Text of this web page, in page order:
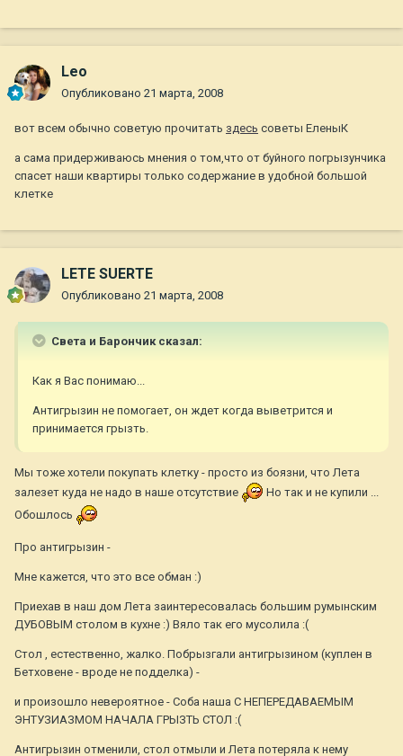
Leo
Опубликовано 21 марта, 2008
вот всем обычно советую прочитать здесь советы ЕленыК
а сама придерживаюсь мнения о том,что от буйного погрызунчика
спасет наши квартиры только содержание в удобной большой
клетке
LETE SUERTE
Опубликовано 21 марта, 2008
Света и Барончик сказал:
Как я Вас понимаю...
Антигрызин не помогает, он ждет когда выветрится и
принимается грызть.
Мы тоже хотели покупать клетку - просто из боязни, что Лета
залезет куда не надо в наше отсутствие
Но так и не купили ...
Обошлось
Про антигрызин -
Мне кажется, что это все обман :)
Приехав в наш дом Лета заинтересовалась большим румынским
ДУБОВЫМ столом в кухне :) Вяло так его мусолила :(
Стол , естественно, жалко. Побрызгали антигрызином (куплен в
Бетховене - вроде не подделка) -
и произошло невероятное - Соба наша С НЕПЕРЕДАВАЕМЫМ
ЭНТУЗИАЗМОМ НАЧАЛА ГРЫЗТЬ СТОЛ :(
Антигрызин отменили, стол отмыли и Лета потеряла к нему